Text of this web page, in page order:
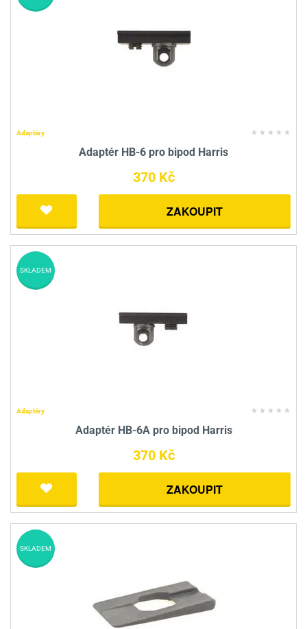
Adaptéry
Adaptér HB-6 pro bipod Harris
370 Kč
ZAKOUPIT
Adaptéry
Adaptér HB-6A pro bipod Harris
370 Kč
ZAKOUPIT
SKLADEM
SKLADEM